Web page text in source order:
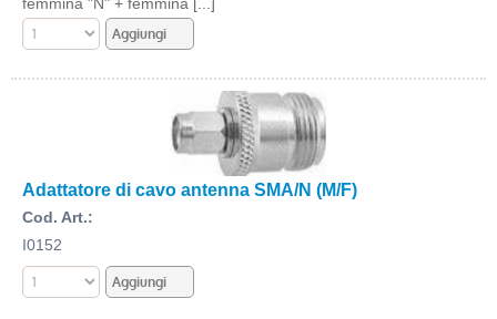
Adattatore di cavo antenna SMA/N (M/F)
Cod. Art.:
I0152